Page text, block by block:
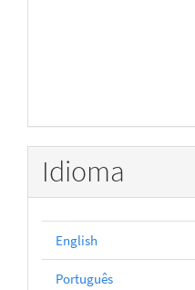
Idioma
English
Português